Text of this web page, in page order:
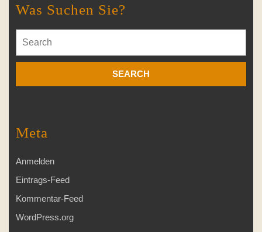
Was Suchen Sie?
for:
Meta
Anmelden
Eintrags-Feed
Kommentar-Feed
WordPress.org